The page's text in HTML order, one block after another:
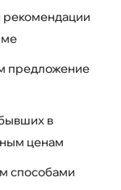
рекомендации
предложение
в
ценам
способами